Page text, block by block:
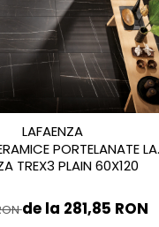
LAFAENZA
PORTELANATE LA
TREX3 PLAIN 60X120
de la 281,85 RON